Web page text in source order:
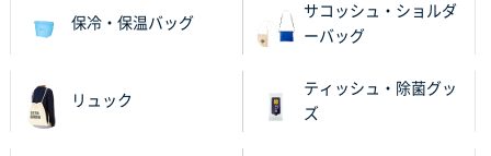
保冷・保温バッグ
サコッシュ・ショルダ
ーバッグ
リュック
ティッシュ・除菌グッ
ズ